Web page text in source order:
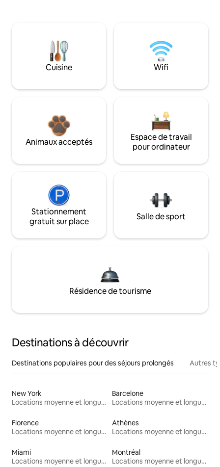
Cuisine Wifi
Animaux acceptés
Espace de travail
pour ordinateur
Stationnement
gratuit sur place
Salle de sport
Résidence de tourisme
Destinations à découvrir
Destinations populaires pour des séjours prolongés Autres
New York
Locations moyenne et longue durée
Barcelone
Locations moyenne et longue durée
Florence
Locations moyenne et longue durée
Athènes
Locations moyenne et longue durée
Miami
Locations moyenne et longue durée
Montréal
Locations moyenne et longue durée